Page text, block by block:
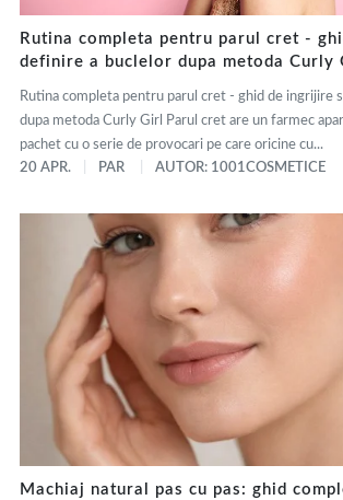
Rutina completa pentru parul cret -
definire a buclelor dupa metoda Curly
Rutina completa pentru parul cret - ghid de ingrijire
dupa metoda Curly Girl Parul cret are un farmec
pachet cu o serie de provocari pe care oricine cu...
20 APR.
PAR AUTOR: 1001COSMETICE
Machiaj natural pas cu pas: ghid